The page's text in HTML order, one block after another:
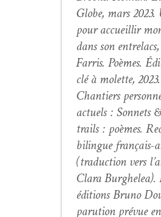
Globe, mars 2023.
pour accueil­lir
dans son entrelacs
Far­ris. Poèmes.
clé à molette, 2023.
Chantiers
actuels : Son­nets
trails: poèmes.
bilingue français-
(tra­duc­tion vers
Clara Burghe­lea).
édi­tions Bruno
paru­tion prévue